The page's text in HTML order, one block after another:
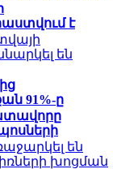
է
են
91%-ը
են
խոցման